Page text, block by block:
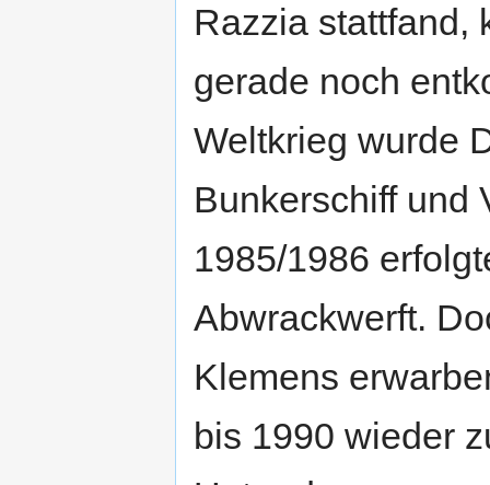
Razzia stattfand,
gerade noch
Weltkrieg wurde
Bunkerschiff und
1985/1986
Abwrackwerft.
Klemens
bis 1990 wieder